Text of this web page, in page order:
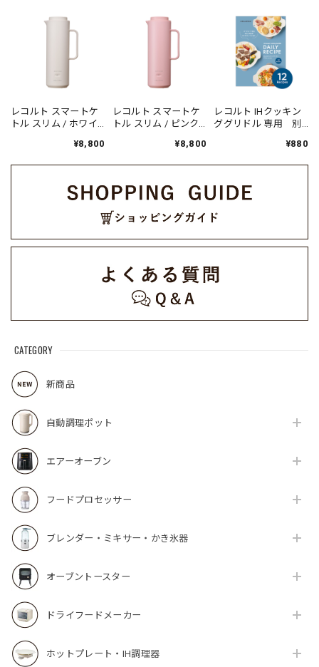
CATEGORY
新商品
自動調理ポット
エアーオーブン
フードプロセッサー
ブレンダー・ミキサー・かき氷器
オーブントースター
ドライフードメーカー
ホットプレート・IH調理器
レコルト スマートケ
トル スリム / ホワイ
¥8,800
レコルト スマートケ
トル スリム / ピンク
¥8,800
レコルト IHクッキン
ググリドル 専用 別
¥880